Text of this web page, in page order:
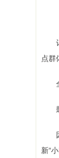
记
点群
全
鼓
因
新“